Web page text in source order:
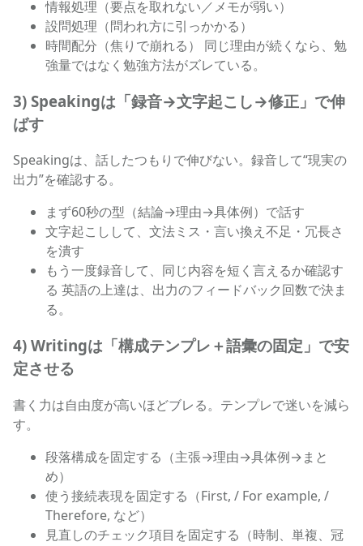
情報処理（要点を取れない／メモが弱い）
設問処理（問われ方に引っかかる）
時間配分（焦りで崩れる） 同じ理由が続くなら、勉
強量ではなく勉強方法がズレている。
3) Speakingは「録音→文字起こし→修正」で伸
ばす
Speakingは、話したつもりで伸びない。録音して“現実の
出力”を確認する。
まず60秒の型（結論→理由→具体例）で話す
文字起こしして、文法ミス・言い換え不足・冗長さ
を潰す
もう一度録音して、同じ内容を短く言えるか確認す
る 英語の上達は、出力のフィードバック回数で決ま
る。
4) Writingは「構成テンプレ＋語彙の固定」で安
定させる
書く力は自由度が高いほどブレる。テンプレで迷いを減ら
す。
段落構成を固定する（主張→理由→具体例→まと
め）
使う接続表現を固定する（First, / For example, /
Therefore, など）
見直しのチェック項目を固定する（時制、単複、冠